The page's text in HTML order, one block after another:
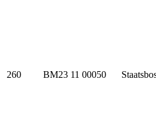
260 BM23 11 00050